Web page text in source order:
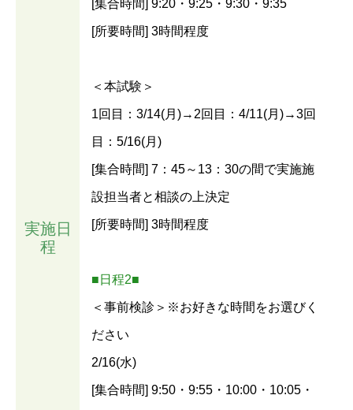
実施日
程
[集合時間] 9:20・9:25・9:30・9:35
[所要時間] 3時間程度
＜本試験＞
1回目：3/14(月)→2回目：4/11(月)→3回
目：5/16(月)
[集合時間] 7：45～13：30の間で実施施
設担当者と相談の上決定
[所要時間] 3時間程度
■日程2■
＜事前検診＞※お好きな時間をお選びく
ださい
2/16(水)
[集合時間] 9:50・9:55・10:00・10:05・